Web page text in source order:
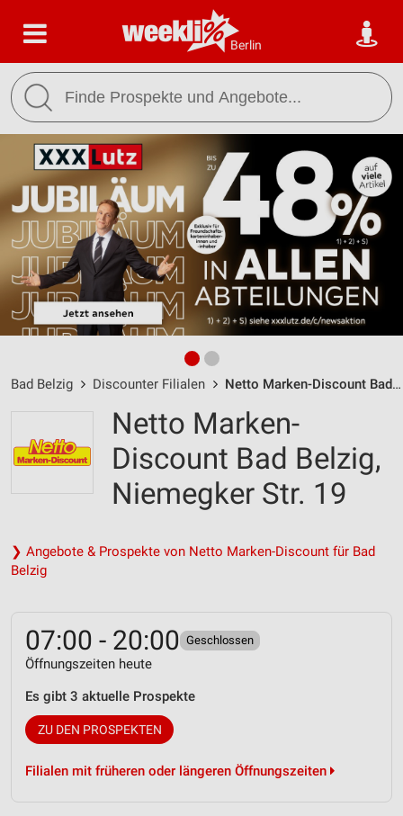
Berlin
Bad Belzig Discounter Filialen Netto Marken-Discount Bad Belzig / Niemegker Str. 19 - Öffnungszeiten & Adresse
Netto Marken-
Discount Bad Belzig,
Niemegker Str. 19
❯ Angebote & Prospekte von Netto Marken-Discount für Bad
Belzig
07:00 - 20:00 Geschlossen
Öffnungszeiten heute
Es gibt 3 aktuelle Prospekte
ZU DEN PROSPEKTEN
Filialen mit früheren oder längeren Öffnungszeiten